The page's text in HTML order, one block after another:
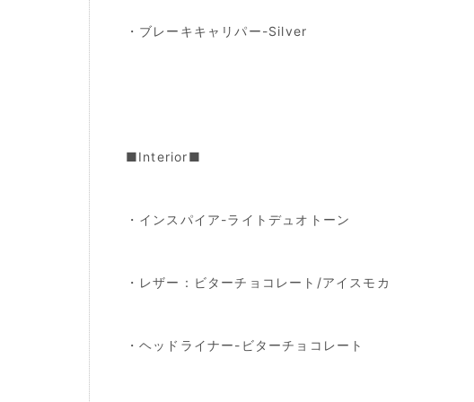
・ブレーキキャリパー-Silver
■Interior■
・インスパイア-ライトデュオトーン
・レザー：ビターチョコレート/アイスモカ
・ヘッドライナー-ビターチョコレート